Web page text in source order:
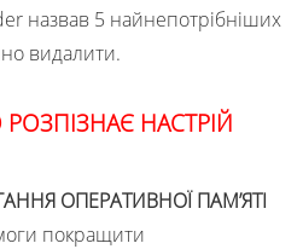
назвав 5 найнепотрібніших
видалити.
НАСТРІЙ
ОПЕРАТИВНОЇ ПАМ’ЯТІ
покращити